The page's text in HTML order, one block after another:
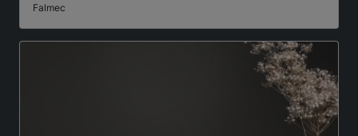
Falmec